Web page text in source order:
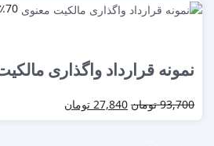
٪70
نمونه قرارداد واگذاری
93,700 تومان 27,840 تومان